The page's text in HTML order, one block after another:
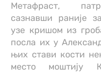
Метафраст,
сазнавши раније
узе кришом из
посла их у
њих стави кости
место моштију